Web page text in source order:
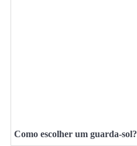
Como escolher um guarda-sol?